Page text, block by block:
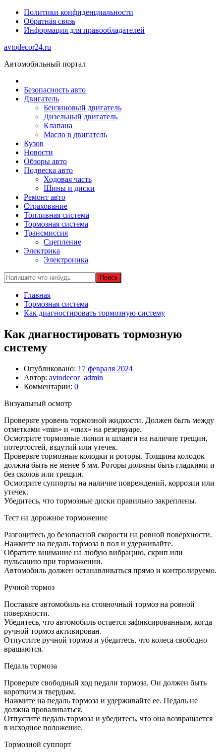
Политики конфиденциальности
Обратная связь
Информация для правообладателей
avtodecor24.ru
Автомобильный портал
Безопасность авто
Двигатель
Бензиновый двигатель
Дизельный двигатель
Клапана
Масло в двигатель
Кузов
Новости
Обзоры авто
Подвеска авто
Ходовая часть
Шины и диски
Ремонт авто
Страхование
Топливная система
Тормозная система
Трансмиссия
Сцепление
Электрика
Электроника
Главная
Тормозная система
Как диагностировать тормозную систему
Как диагностировать тормозную
систему
Опубликовано: 17 февраля 2024
Автор: avtodecor_admin
Комментарии: 0
Визуальный осмотр
Проверьте уровень тормозной жидкости. Должен быть между
отметками «min» и «max» на резервуаре.
Осмотрите тормозные линии и шланги на наличие трещин,
потертостей, вздутий или утечек.
Проверьте тормозные колодки и роторы. Толщина колодок
должна быть не менее 6 мм. Роторы должны быть гладкими и
без сколов или трещин.
Осмотрите суппорты на наличие повреждений, коррозии или
утечек.
Убедитесь, что тормозные диски правильно закреплены.
Тест на дорожное торможение
Разгонитесь до безопасной скорости на ровной поверхности.
Нажмите на педаль тормоза в пол и удерживайте.
Обратите внимание на любую вибрацию, скрип или
пульсацию при торможении.
Автомобиль должен останавливаться прямо и контролируемо.
Ручной тормоз
Поставьте автомобиль на стояночный тормоз на ровной
поверхности.
Убедитесь, что автомобиль остается зафиксированным, когда
ручной тормоз активирован.
Отпустите ручной тормоз и убедитесь, что колеса свободно
вращаются.
Педаль тормоза
Проверьте свободный ход педали тормоза. Он должен быть
коротким и твердым.
Нажмите на педаль тормоза и удерживайте ее. Педаль не
должна проваливаться.
Отпустите педаль тормоза и убедитесь, что она возвращается
в исходное положение.
Тормозной суппорт